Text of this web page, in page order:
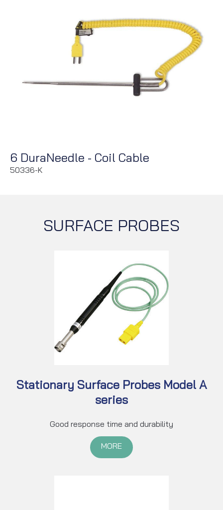
6 DuraNeedle - Coil Cable
50336-K
SURFACE PROBES
Stationary Surface Probes Model A
series
Good response time and durability
MORE